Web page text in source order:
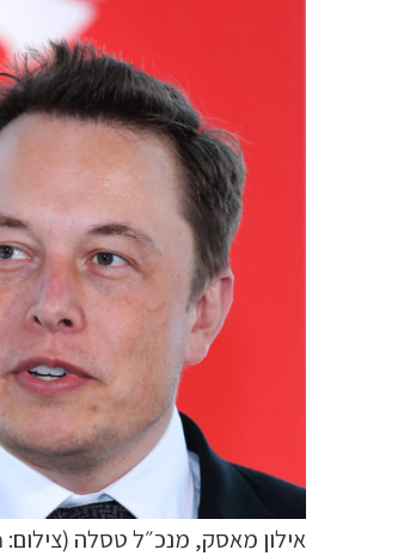
אילון מאסק, מנכ״ל טסלה (צילום: vasilis asvestas / Shutterstock.com)